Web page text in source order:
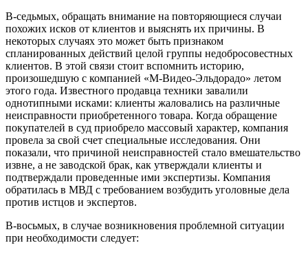
В-седьмых, обращать внимание на повторяющиеся случаи
похожих исков от клиентов и выяснять их причины. В
некоторых случаях это может быть признаком
спланированных действий целой группы недобросовестных
клиентов. В этой связи стоит вспомнить историю,
произошедшую с компанией «М-Видео-Эльдорадо» летом
этого года. Известного продавца техники завалили
однотипными исками: клиенты жаловались на различные
неисправности приобретенного товара. Когда обращение
покупателей в суд приобрело массовый характер, компания
провела за свой счет специальные исследования. Они
показали, что причиной неисправностей стало вмешательство
извне, а не заводской брак, как утверждали клиенты и
подтверждали проведенные ими экспертизы. Компания
обратилась в МВД с требованием возбудить уголовные дела
против истцов и экспертов.
В-восьмых, в случае возникновения проблемной ситуации
при необходимости следует: